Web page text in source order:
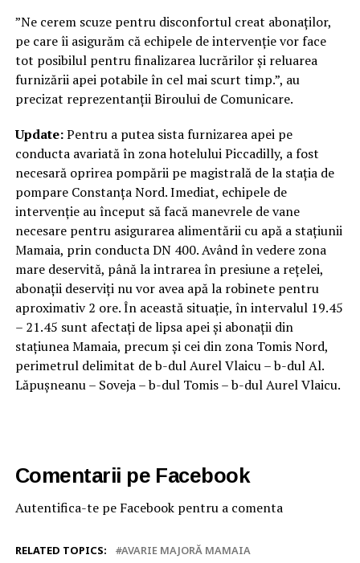
”Ne cerem scuze pentru disconfortul creat abonaților,
pe care îi asigurăm că echipele de intervenție vor face
tot posibilul pentru finalizarea lucrărilor și reluarea
furnizării apei potabile în cel mai scurt timp.”, au
precizat reprezentanții Biroului de Comunicare.
Update:Pentru a putea sista furnizarea apei pe
conducta avariată în zona hotelului Piccadilly, a fost
necesară oprirea pompării pe magistrală de la stația de
pompare Constanța Nord. Imediat, echipele de
intervenție au început să facă manevrele de vane
necesare pentru asigurarea alimentării cu apă a stațiunii
Mamaia, prin conducta DN 400. Având în vedere zona
mare deservită, până la intrarea în presiune a rețelei,
abonații deserviți nu vor avea apă la robinete pentru
aproximativ 2 ore. În această situație, în intervalul 19.45
– 21.45 sunt afectați de lipsa apei și abonații din
stațiunea Mamaia, precum și cei din zona Tomis Nord,
perimetrul delimitat de b-dul Aurel Vlaicu – b-dul Al.
Lăpușneanu – Soveja – b-dul Tomis – b-dul Aurel Vlaicu.
Comentarii pe Facebook
Autentifica-te pe Facebook pentru a comenta
RELATED TOPICS: AVARIE MAJORĂ MAMAIA